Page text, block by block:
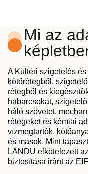
Mi az
A Kültéri szigetelés
kötőrétegből,
rétegből és
habarcsokat,
háló szövetet,
rétegeket és kémiai
vízmegtartók,
és mások. Mint
LANDU elkötelezett
biztosítása iránt az